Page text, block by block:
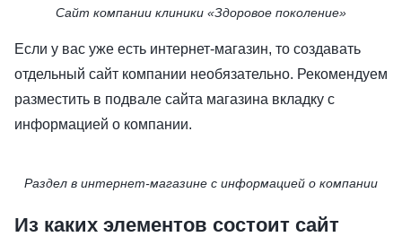
Сайт компании клиники «Здоровое поколение»
Если у вас уже есть интернет-магазин, то создавать
отдельный сайт компании необязательно. Рекомендуем
разместить в подвале сайта магазина вкладку с
информацией о компании.
Раздел в интернет-магазине с информацией о компании
Из каких элементов состоит сайт